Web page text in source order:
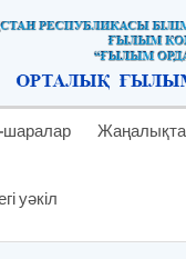
шаралар
уәкіл